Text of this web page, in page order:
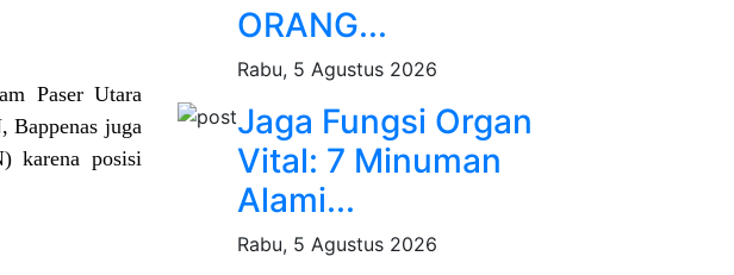
Paser Utara
Bappenas juga
karena posisi
ORANG...
Rabu, 5 Agustus 2026
Jaga Fungsi Organ
Vital: 7 Minuman
Alami...
Rabu, 5 Agustus 2026